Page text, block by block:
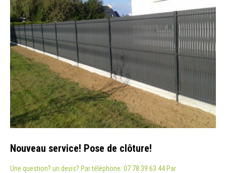
Nouveau service! Pose de clôture!
Une question? un devis? Par téléphone: 07 78 39 63 44 Par